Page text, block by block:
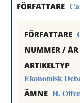
FÖRFATTARE
FÖRFATTARE
NUMMER / ÅR
ARTIKELTYP
Ekonomisk
ÄMNE H.